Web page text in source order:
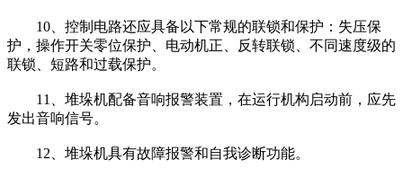
10、控制电路还应具备以下常规的联锁和保护：失压保
护，操作开关零位保护、电动机正、反转联锁、不同速度级的
联锁、短路和过载保护。
11、堆垛机配备音响报警装置，在运行机构启动前，应先
发出音响信号。
12、堆垛机具有故障报警和自我诊断功能。